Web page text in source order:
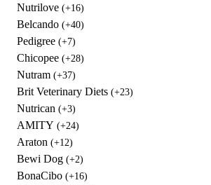
Nutrilove (+16)
Belcando (+40)
Pedigree (+7)
Chicopee (+28)
Nutram (+37)
Brit Veterinary Diets (+23)
Nutrican (+3)
AMITY (+24)
Araton (+12)
Bewi Dog (+2)
BonaCibo (+16)